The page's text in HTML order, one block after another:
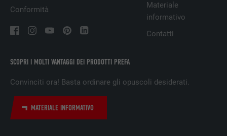
SCOPRI I MOLTI VANTAGGI DEI PRODOTTI PREFA
Convinciti ora! Basta ordinare gli opuscoli desiderati.
MATERIALE INFORMATIVO
Conformità
Materiale
informativo
Contatti
prestazioni di servizio integrate.